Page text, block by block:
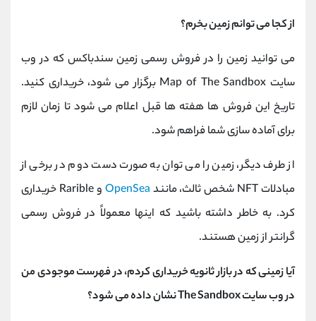
از کجا می توانم زمین بخرم؟
می توانید زمین را در فروش رسمی زمین سندباکس که در وب
سایت Map of The Sandbox برگزار می شود، خریداری کنید.
تاریخ این فروش ها هفته ها قبل اعلام می شود تا زمان لازم
برای آماده سازی شما فراهم شود.
از طرف دیگر، زمین را می توان به صورت دست دوم در برخی از
مبادلات NFT شخص ثالث، مانند
OpenSea
و Rarible خریداری
کرد. به خاطر داشته باشید که اینها معمولاً در فروش رسمی
گرانتر از زمین هستند.
آیا زمینی که در بازار ثانویه خریداری کردم، در فهرست موجودی من
در وب سایت The Sandbox نشان داده می شود؟